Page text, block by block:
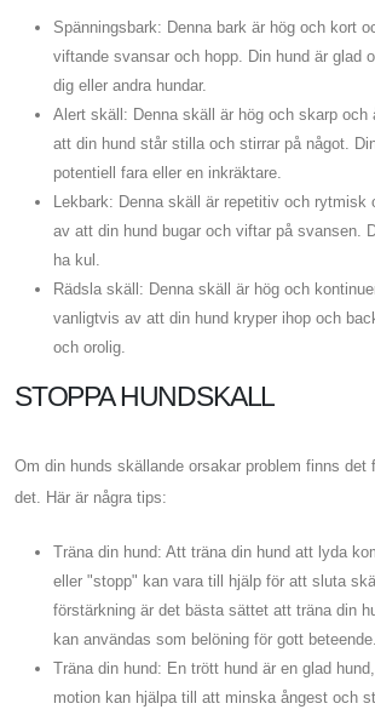
Spänningsbark: Denna bark är hög och kort
viftande svansar och hopp. Din hund är glad
dig eller andra hundar.
Alert skäll: Denna skäll är hög och skarp
att din hund står stilla och stirrar på något.
potentiell fara eller en inkräktare.
Lekbark: Denna skäll är repetitiv och
av att din hund bugar och viftar på svansen.
ha kul.
Rädsla skäll: Denna skäll är hög och
vanligtvis av att din hund kryper ihop och
och orolig.
STOPPA HUNDSKALL
Om din hunds skällande orsakar problem finns det
det. Här är några tips:
Träna din hund: Att träna din hund att lyda
eller "stopp" kan vara till hjälp för att sluta
förstärkning är det bästa sättet att träna din
kan användas som belöning för gott beteende.
Träna din hund: En trött hund är en glad
motion kan hjälpa till att minska ångest och